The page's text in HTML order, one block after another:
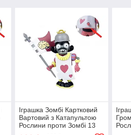
Іграшка Зомбі Картковий
Вартовий з Катапультою
Рослини проти Зомбі 13